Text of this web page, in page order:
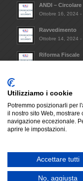
ANDI –
Ottobre 16, 2024 -
Ravvedimento
Ottobre 14, 2024 -
Riforma Fiscale
© Copyright - A.N.D.I.
02722230592 |
Utilizziamo i cookie
Potremmo posizionarli per
il nostro sito Web,
navigazione eccezionale.
aprire le impostazioni.
Accettare tutti
No, aggiusta